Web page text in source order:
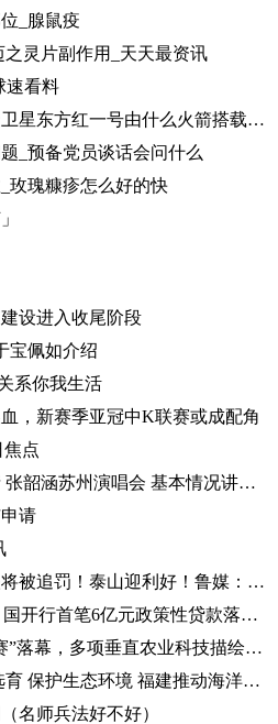
_腺鼠疫
灵片副作用_天天最资讯
速看料
看热讯：我国第一颗人造卫星东方红一号由什么火箭搭载_我国第一颗人造卫星
_预备党员谈话会问什么
玫瑰糠疹怎么好的快
设进入收尾阶段
宝佩如介绍
系你我生活
，新赛季亚冠中K联赛或成配角
焦点
张韶涵亲爱的那不是爱情 张韶涵苏州演唱会 基本情况讲解_天天通讯
请
【全球报资讯】海港外援将被追罚！泰山迎利好！鲁媒：足协不罚他，规则也不允许
支持“双中心”核心区建设 国开行首笔6亿元政策性贷款落地-天天亮点
第三届“多多农研科技大赛”落幕，多项垂直农业科技描绘未来农业图景
建设海上牧场 加强良种选育 保护生态环境 福建推动海洋渔业高质量发展（高质量发展调研行）
名师兵法好不好）